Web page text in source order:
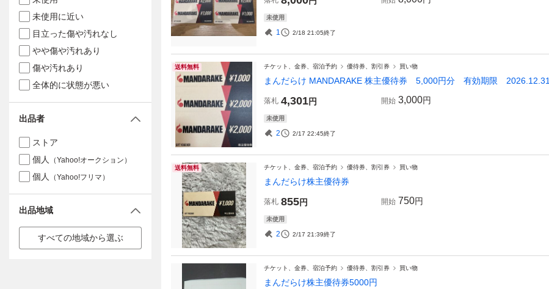
未使用
1 2/18 21:05終了
送料無料 チケット、金券、宿泊予約 優待券、割引券 買い物
まんだらけ MANDARAKE 株主優待券 5,000円分 有効期限 2026.12.31
落札 4,301円 開始 3,000円
未使用
2 2/17 22:45終了
送料無料 チケット、金券、宿泊予約 優待券、割引券 買い物
まんだらけ株主優待券
落札 855円 開始 750円
未使用
2 2/17 21:39終了
チケット、金券、宿泊予約 優待券、割引券 買い物
まんだらけ株主優待券5000円
未使用に近い
目立った傷や汚れなし
やや傷や汚れあり
傷や汚れあり
全体的に状態が悪い
出品者
ストア
個人
（Yahoo!オークション）
個人 （Yahoo!フリマ）
出品地域
すべての地域から選ぶ